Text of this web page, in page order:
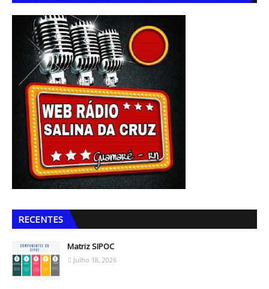
RECENTES
Matriz SIPOC
Julho 18, 2026